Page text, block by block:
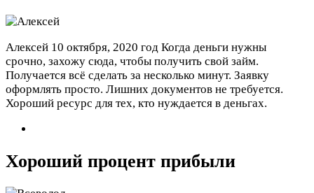
Алексей 10 октября, 2020 год Когда деньги нужны
срочно, захожу сюда, чтобы получить свой займ.
Получается всё сделать за несколько минут. Заявку
оформлять просто. Лишних документов не требуется.
Хороший ресурс для тех, кто нуждается в деньгах.
Хороший процент прибыли